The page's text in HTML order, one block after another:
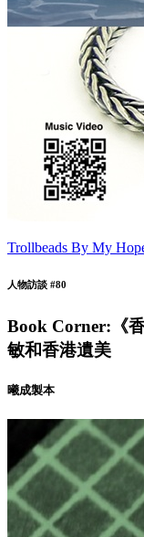
Trollbeads By My
人物訪談 #80
Book Corner:《
敏和香港遺美
曦成製本